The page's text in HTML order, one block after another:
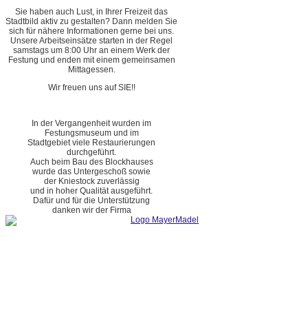
Sie haben auch Lust, in Ihrer Freizeit das
Stadtbild aktiv zu gestalten? Dann melden Sie
sich für nähere Informationen gerne bei uns.
Unsere Arbeitseinsätze starten in der Regel
samstags um 8:00 Uhr an einem Werk der
Festung und enden mit einem gemeinsamen
Mittagessen.
Wir freuen uns auf SIE!!
In der Vergangenheit wurden im
Festungsmuseum und im
Stadtgebiet viele Restaurierungen
durchgeführt.
Auch beim Bau des Blockhauses
wurde das Untergeschoß sowie
der Kniestock zuverlässig
und in hoher Qualität ausgeführt.
Dafür und für die Unterstützung
danken wir der Firma